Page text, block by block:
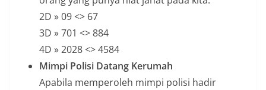
2D » 09 <> 67
3D » 701 <> 884
4D » 2028 <> 4584
Mimpi Polisi Datang Kerumah
Apabila memperoleh mimpi polisi hadir